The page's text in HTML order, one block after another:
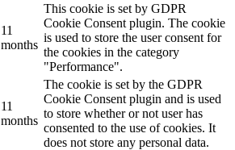
11
months
This cookie is set by GDPR
Cookie Consent plugin. The cookie
is used to store the user consent for
the cookies in the category
"Performance".
11
months
The cookie is set by the GDPR
Cookie Consent plugin and is used
to store whether or not user has
consented to the use of cookies. It
does not store any personal data.